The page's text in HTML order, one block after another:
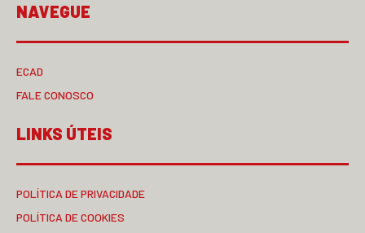
NAVEGUE
ECAD
FALE CONOSCO
LINKS ÚTEIS
POLÍTICA DE PRIVACIDADE
POLÍTICA DE COOKIES